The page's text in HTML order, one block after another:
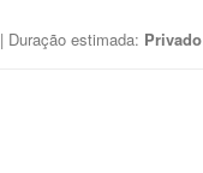
| Duração estimada: Privado